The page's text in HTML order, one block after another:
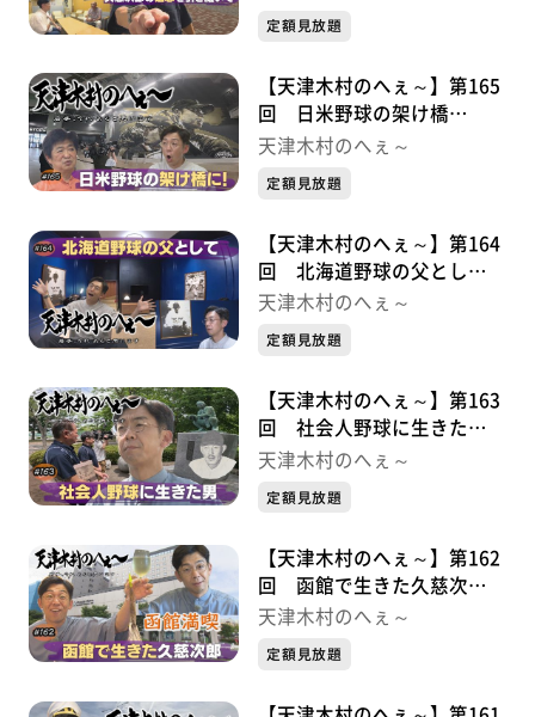
定額見放題
【天津木村のへぇ～】第165
回 日米野球の架け橋
に！・・・・・久慈次郎シリ
天津木村のへぇ～
定額見放題
【天津木村のへぇ～】第164
回 北海道野球の父とし
て・・・・・久慈次郎シリー
天津木村のへぇ～
定額見放題
【天津木村のへぇ～】第163
回 社会人野球に生きた
男・・・・・久慈次郎シリー
天津木村のへぇ～
定額見放題
【天津木村のへぇ～】第162
回 函館で生きた久慈次
郎・・・・・久慈次郎シリー
天津木村のへぇ～
定額見放題